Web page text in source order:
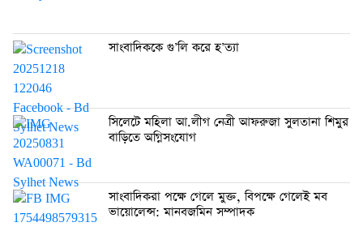
সাংবাদিককে গু’লি করে হ’ত্যা
সিলেটে মহিলা আ.লীগ নেত্রী আফরুজা সুলতানা শিমুর
বাড়িতে অগ্নিসংযোগ
সাংবাদিকরা পক্ষে গেলে মুক্ত, বিপক্ষে গেলেই মব
ভায়োলেন্স: মানবজমিন সম্পাদক